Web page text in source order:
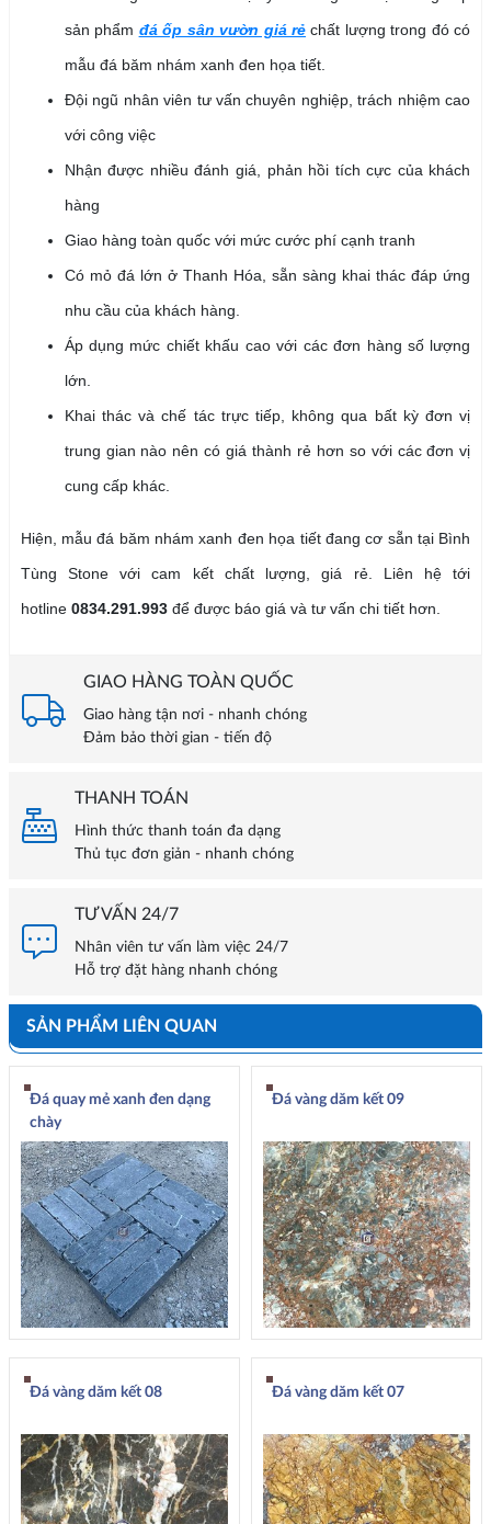
sản phẩm đá ốp sân vườn giá rẻchất lượng trong đó có
mẫu đá băm nhám xanh đen họa tiết.
Đội ngũ nhân viên tư vấn chuyên nghiệp, trách nhiệm cao
với công việc
Nhận được nhiều đánh giá, phản hồi tích cực của khách
hàng
Giao hàng toàn quốc với mức cước phí cạnh tranh
Có mỏ đá lớn ở Thanh Hóa, sẵn sàng khai thác đáp ứng
nhu cầu của khách hàng.
Áp dụng mức chiết khấu cao với các đơn hàng số lượng
lớn.
Khai thác và chế tác trực tiếp, không qua bất kỳ đơn vị
trung gian nào nên có giá thành rẻ hơn so với các đơn vị
cung cấp khác.
Hiện, mẫu đá băm nhám xanh đen họa tiết đang cơ sẵn tại Bình
Tùng Stone với cam kết chất lượng, giá rẻ. Liên hệ tới
hotline 0834.291.993để được báo giá và tư vấn chi tiết hơn.
GIAO HÀNG TOÀN QUỐC
Giao hàng tận nơi - nhanh chóng
Đảm bảo thời gian - tiến độ
THANH TOÁN
Hình thức thanh toán đa dạng
Thủ tục đơn giản - nhanh chóng
TƯ VẤN 24/7
Nhân viên tư vấn làm việc 24/7
Hỗ trợ đặt hàng nhanh chóng
SẢN PHẨM LIÊN QUAN
Đá quay mẻ xanh đen dạng
chày
Đá vàng dăm kết 09
Đá vàng dăm kết 08 Đá vàng dăm kết 07